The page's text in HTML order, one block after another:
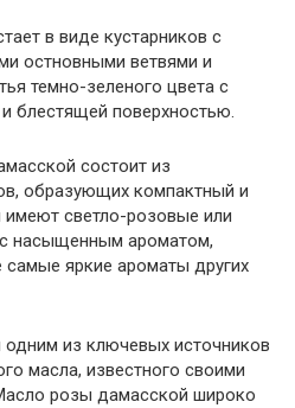
в виде кустарников с
остновными ветвями и
темно-зеленого цвета с
блестящей поверхностью.
состоит из
образующих компактный и
светло-розовые или
насыщенным ароматом,
яркие ароматы других
одним из ключевых источников
масла, известного своими
розы дамасской широко